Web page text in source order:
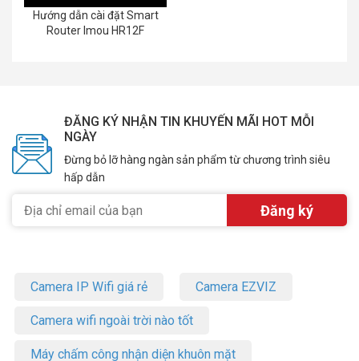
Hướng dẫn cài đặt Smart
Router Imou HR12F
ĐĂNG KÝ NHẬN TIN KHUYẾN MÃI HOT MỖI
NGÀY
Đừng bỏ lỡ hàng ngàn sản phẩm từ chương trình siêu
hấp dẫn
Camera IP Wifi giá rẻ Camera EZVIZ
Camera wifi ngoài trời nào tốt
Máy chấm công nhận diện khuôn mặt